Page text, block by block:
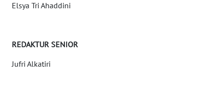
Elsya Tri Ahaddini
REDAKTUR SENIOR
Jufri Alkatiri
NTT